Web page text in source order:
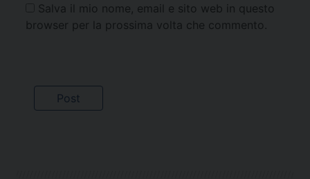
Salva il mio nome, email e sito web in questo
browser per la prossima volta che commento.